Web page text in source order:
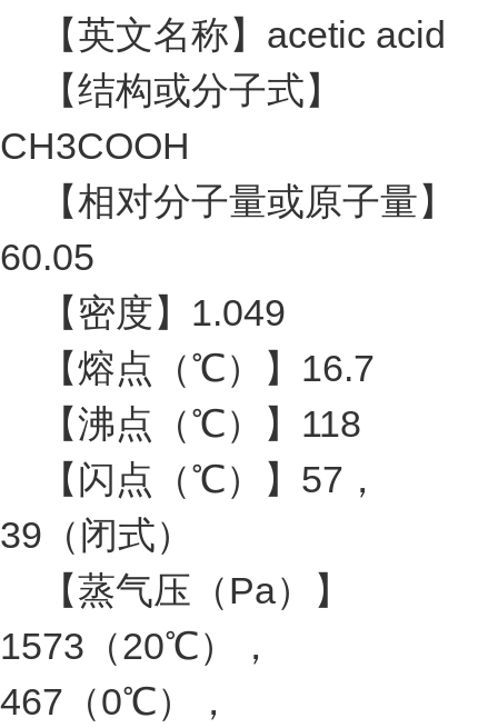
【英文名称】acetic acid
【结构或分子式】
CH3COOH
【相对分子量或原子量】
60.05
【密度】1.049
【熔点（℃）】16.7
【沸点（℃）】118
【闪点（℃）】57，
39（闭式）
【蒸气压（Pa）】
1573（20℃），
467（0℃），